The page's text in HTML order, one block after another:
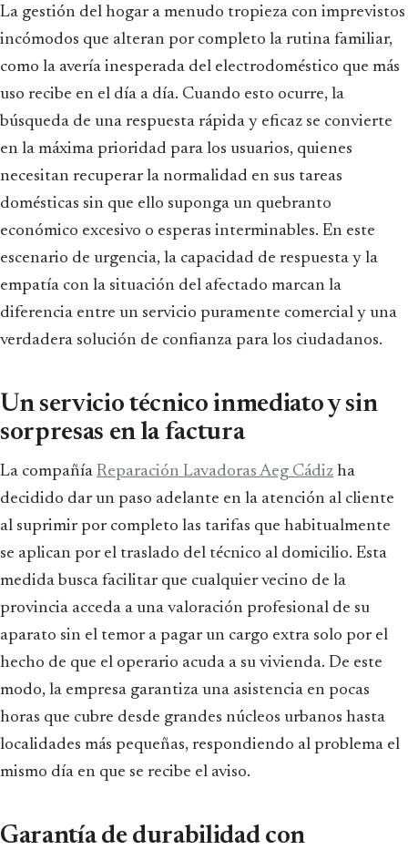
La gestión del hogar a menudo tropieza con imprevistos
incómodos que alteran por completo la rutina familiar,
como la avería inesperada del electrodoméstico que más
uso recibe en el día a día. Cuando esto ocurre, la
búsqueda de una respuesta rápida y eficaz se convierte
en la máxima prioridad para los usuarios, quienes
necesitan recuperar la normalidad en sus tareas
domésticas sin que ello suponga un quebranto
económico excesivo o esperas interminables. En este
escenario de urgencia, la capacidad de respuesta y la
empatía con la situación del afectado marcan la
diferencia entre un servicio puramente comercial y una
verdadera solución de confianza para los ciudadanos.
Un servicio técnico inmediato y sin
sorpresas en la factura
La compañía Reparación Lavadoras Aeg Cádiz ha
decidido dar un paso adelante en la atención al cliente
al suprimir por completo las tarifas que habitualmente
se aplican por el traslado del técnico al domicilio. Esta
medida busca facilitar que cualquier vecino de la
provincia acceda a una valoración profesional de su
aparato sin el temor a pagar un cargo extra solo por el
hecho de que el operario acuda a su vivienda. De este
modo, la empresa garantiza una asistencia en pocas
horas que cubre desde grandes núcleos urbanos hasta
localidades más pequeñas, respondiendo al problema el
mismo día en que se recibe el aviso.
Garantía de durabilidad con